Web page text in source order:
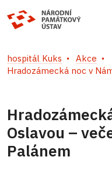
hospitál Kuks
Akce
Hradozámecká noc v
Oslavou –
Palánem